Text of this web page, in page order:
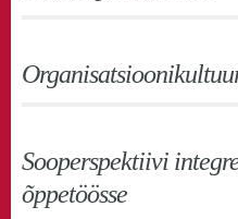
Sooperspektiivi
õppetöösse